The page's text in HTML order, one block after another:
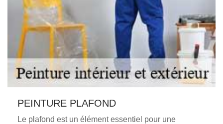
PEINTURE PLAFOND
Le plafond est un élément essentiel pour une